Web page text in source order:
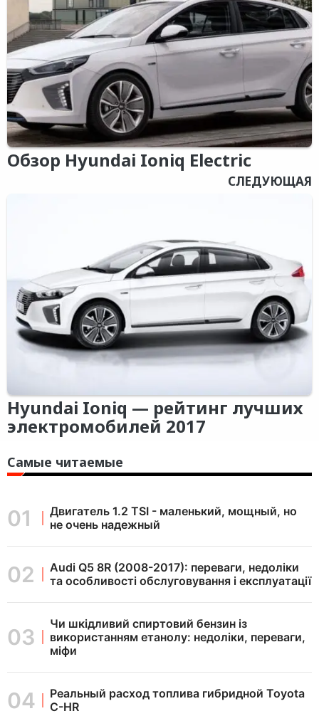
Обзор Hyundai Ioniq Electric
СЛЕДУЮЩАЯ
Hyundai Ioniq — рейтинг лучших
электромобилей 2017
Самые читаемые
Двигатель 1.2 TSI - маленький, мощный, но
не очень надежный
Audi Q5 8R (2008-2017): переваги, недоліки
та особливості обслуговування і експлуатації
Чи шкідливий спиртовий бензин із
використанням етанолу: недоліки, переваги,
міфи
Реальный расход топлива гибридной Toyota
C-HR